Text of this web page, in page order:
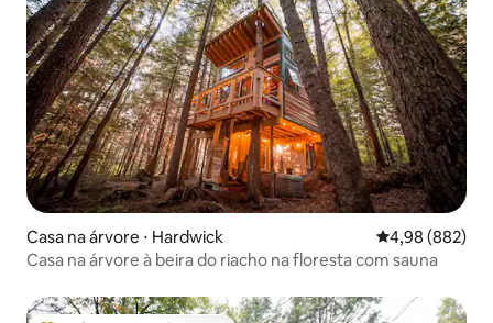
Casa na árvore ⋅ Hardwick 4,98 de uma
4,98 (882)
Casa na árvore à beira do riacho na floresta com sauna